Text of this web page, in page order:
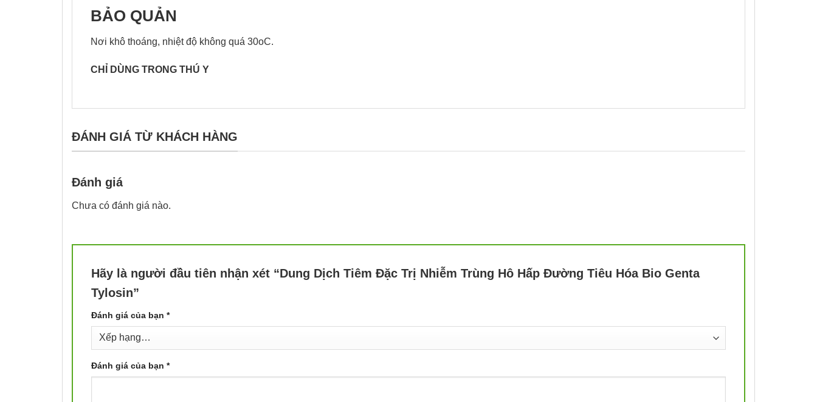
BẢO QUẢN
Nơi khô thoáng, nhiệt độ không quá 30oC.
CHỈ DÙNG TRONG THÚ Y
ĐÁNH GIÁ TỪ KHÁCH HÀNG
Đánh giá
Chưa có đánh giá nào.
Hãy là người đầu tiên nhận xét “Dung Dịch Tiêm Đặc Trị Nhiễm Trùng Hô Hấp Đường Tiêu Hóa Bio Genta
Tylosin”
Đánh giá của bạn *
Đánh giá của bạn *